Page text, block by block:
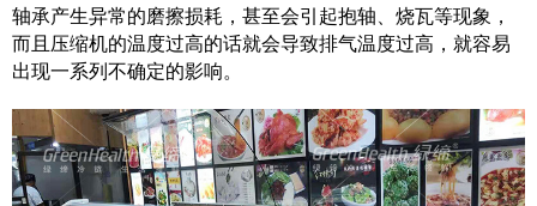
轴承产生异常的磨擦损耗，甚至会引起抱轴、烧瓦等现象，
而且压缩机的温度过高的话就会导致排气温度过高，就容易
出现一系列不确定的影响。